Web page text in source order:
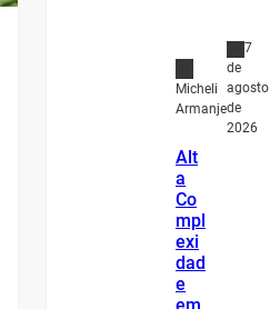
Micheli
Armanje
7
de
agosto
de
2026
Alt
a
Co
mpl
exi
dad
e